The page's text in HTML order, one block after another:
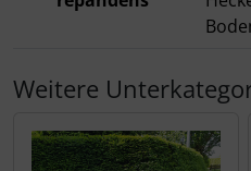
Weitere